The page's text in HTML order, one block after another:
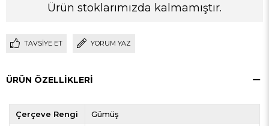
Ürün stoklarımızda kalmamıştır.
TAVSIYE ET YORUM YAZ
ÜRÜN ÖZELLIKLERI
Çerçeve Rengi Gümüş